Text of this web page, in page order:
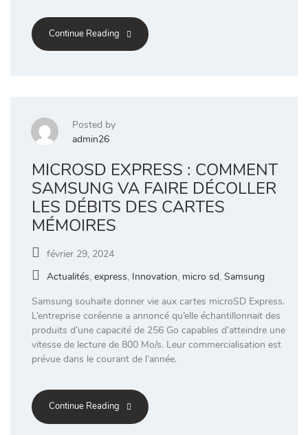
Continue Reading
Posted by
admin26
MICROSD EXPRESS : COMMENT
SAMSUNG VA FAIRE DÉCOLLER
LES DÉBITS DES CARTES
MÉMOIRES
février 29, 2024
Actualités, express, Innovation, micro sd, Samsung
Samsung souhaite donner vie aux cartes microSD Express.
L’entreprise coréenne a annoncé qu’elle échantillonnait des
produits d’une capacité de 256 Go capables d’atteindre une
vitesse de lecture de 800 Mo/s. Leur commercialisation est
prévue dans le courant de l’année.
Continue Reading